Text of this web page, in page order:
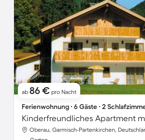
ab 86 € pro Nacht
Ferienwohnung ∙ 6 Gäste ∙ 2
Oberau, Garmisch-Partenkirchen,